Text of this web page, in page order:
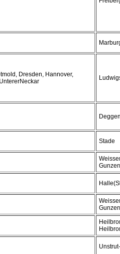
Dresden, Hannover,
Stade